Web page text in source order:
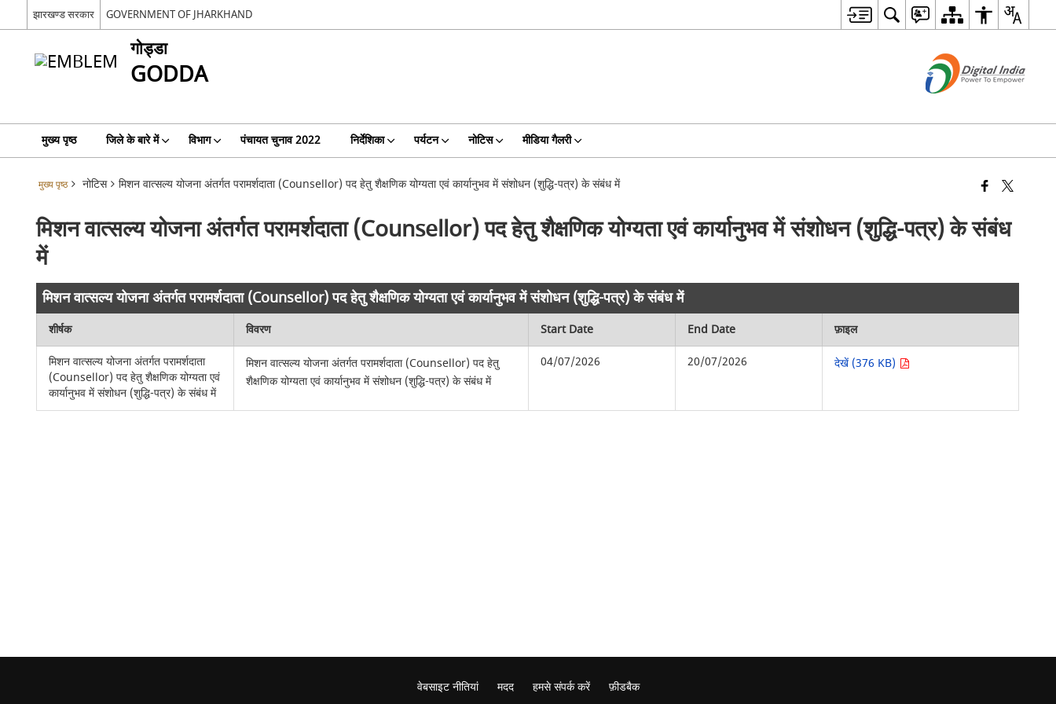
झारखण्ड सरकार GOVERNMENT OF JHARKHAND
गोड्डा
GODDA
मुख्य पृष्ठ जिले के बारे में विभाग पंचायत चुनाव 2022 निर्देशिका पर्यटन नोटिस मीडिया गैलरी
मुख्य पृष्ठ नोटिस मिशन वात्सल्य योजना अंतर्गत परामर्शदाता (Counsellor) पद हेतु शैक्षणिक योग्यता एवं कार्यानुभव में संशोधन (शुद्धि-पत्र) के संबंध में
मिशन वात्सल्य योजना अंतर्गत परामर्शदाता (Counsellor) पद हेतु शैक्षणिक योग्यता एवं कार्यानुभव में संशोधन (शुद्धि-पत्र) के संबंध
में
मिशन वात्सल्य योजना अंतर्गत परामर्शदाता (Counsellor) पद हेतु शैक्षणिक योग्यता एवं कार्यानुभव में संशोधन (शुद्धि-पत्र) के संबंध में
शीर्षक विवरण Start Date End Date
फ़ाइल
मिशन वात्सल्य योजना अंतर्गत परामर्शदाता
(Counsellor) पद हेतु शैक्षणिक योग्यता एवं
कार्यानुभव में संशोधन (शुद्धि-पत्र) के संबंध में
मिशन वात्सल्य योजना अंतर्गत परामर्शदाता (Counsellor) पद हेतु
शैक्षणिक योग्यता एवं कार्यानुभव में संशोधन (शुद्धि-पत्र) के संबंध में
04/07/2026 20/07/2026 देखें (376 KB)
वेबसाइट नीतियां मदद हमसे संपर्क करें फ़ीडबैक